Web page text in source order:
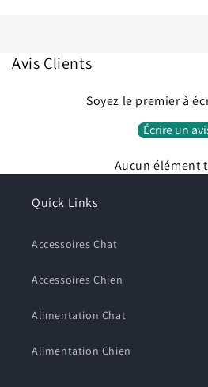
Avis Clients
Soyez le premier à
Écrire un
Aucun élément
Quick Links
Accessoires Chat
Accessoires Chien
Alimentation Chat
Alimentation Chien
Connectez-vous à votre compte
articles précédemment